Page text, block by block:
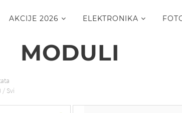
AKCIJE 2026 ELEKTRONIKA
MODULI
/ Svi